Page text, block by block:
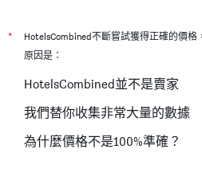
北京戀戀客棧
北京宜必思尚品北京首都機場酒店
北京龍脈溫泉度假村（昌平 - 小湯山）
行舍·礼院(北京王府井四合院店)
北京東直門智選假日酒店
* HotelsCombined不斷嘗試獲得正確的價格
原因是：
HotelsCombined並不是賣家
我們替你收集非常大量的數據
為什麼價格不是100%準確？